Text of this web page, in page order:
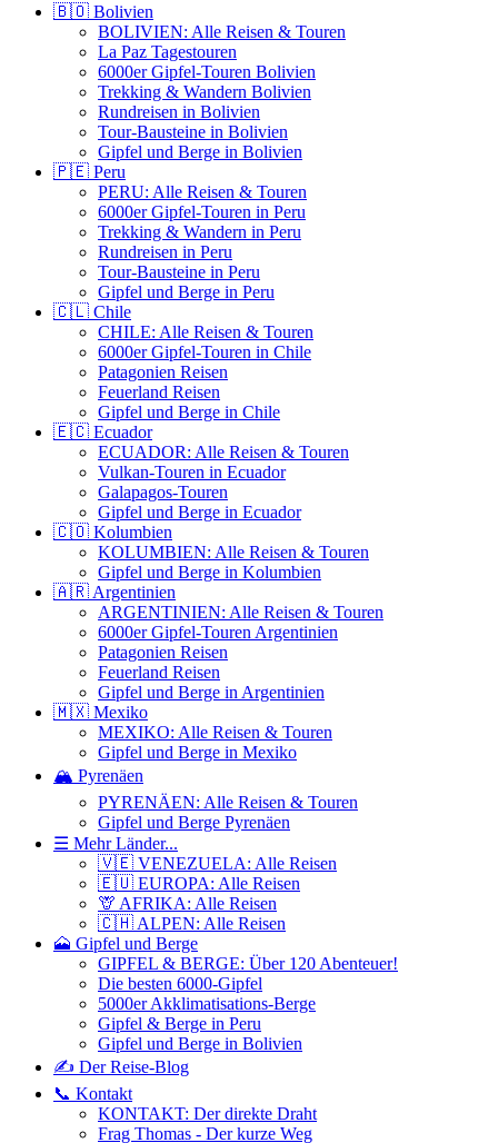
🇧🇴 Bolivien
BOLIVIEN: Alle Reisen & Touren
La Paz Tagestouren
6000er Gipfel-Touren Bolivien
Trekking & Wandern Bolivien
Rundreisen in Bolivien
Tour-Bausteine in Bolivien
Gipfel und Berge in Bolivien
🇵🇪 Peru
PERU: Alle Reisen & Touren
6000er Gipfel-Touren in Peru
Trekking & Wandern in Peru
Rundreisen in Peru
Tour-Bausteine in Peru
Gipfel und Berge in Peru
🇨🇱 Chile
CHILE: Alle Reisen & Touren
6000er Gipfel-Touren in Chile
Patagonien Reisen
Feuerland Reisen
Gipfel und Berge in Chile
🇪🇨 Ecuador
ECUADOR: Alle Reisen & Touren
Vulkan-Touren in Ecuador
Galapagos-Touren
Gipfel und Berge in Ecuador
🇨🇴 Kolumbien
KOLUMBIEN: Alle Reisen & Touren
Gipfel und Berge in Kolumbien
🇦🇷 Argentinien
ARGENTINIEN: Alle Reisen & Touren
6000er Gipfel-Touren Argentinien
Patagonien Reisen
Feuerland Reisen
Gipfel und Berge in Argentinien
🇲🇽 Mexiko
MEXIKO: Alle Reisen & Touren
Gipfel und Berge in Mexiko
🏔️ Pyrenäen
PYRENÄEN: Alle Reisen & Touren
Gipfel und Berge Pyrenäen
☰ Mehr Länder...
🇻🇪 VENEZUELA: Alle Reisen
🇪🇺 EUROPA: Alle Reisen
🦒 AFRIKA: Alle Reisen
🇨🇭 ALPEN: Alle Reisen
🗻 Gipfel und Berge
GIPFEL & BERGE: Über 120 Abenteuer!
Die besten 6000-Gipfel
5000er Akklimatisations-Berge
Gipfel & Berge in Peru
Gipfel und Berge in Bolivien
✍️ Der Reise-Blog
📞 Kontakt
KONTAKT: Der direkte Draht
Frag Thomas - Der kurze Weg